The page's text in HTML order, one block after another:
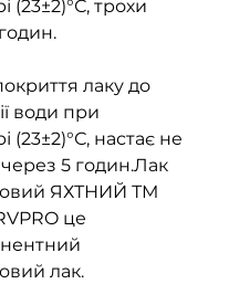
(23±2)°С, трохи
лаку до
води при
(23±2)°С, настає не
5 годин.Лак
ЯХТНИЙ ТМ
це
лак.